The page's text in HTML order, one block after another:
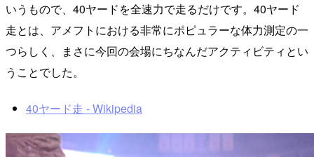
いうもので、40ヤードを全速力で走るだけです。40ヤード
走とは、アメフトにおける非常にポピュラーな体力測定の一
つらしく、まさに今回の会場にちなんだアクティビティとい
うことでした。
40ヤード走 - Wikipedia